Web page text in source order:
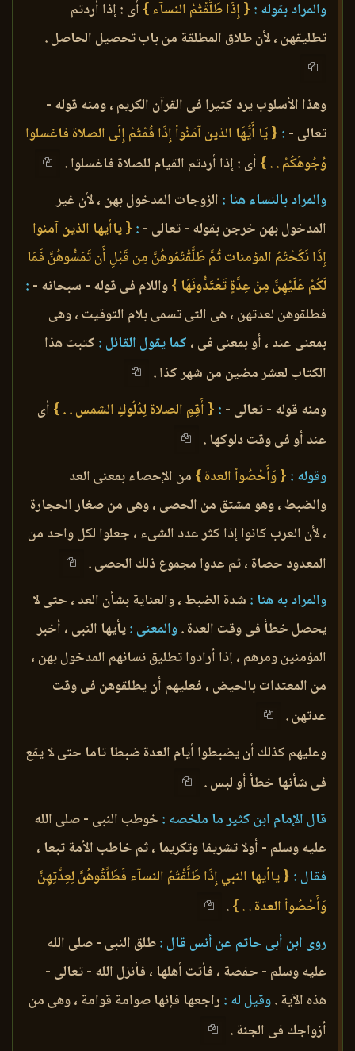
والمراد بقوله : { إِذَا طَلَّقْتُمُ النسآء } أى : إذا أردتم
تطليقهن ، لأن طلاق المطلقة من باب تحصيل الحاصل .
وهذا الأسلوب يرد كثيرا فى القرآن الكريم ، ومنه قوله -
تعالى - : { يَا أَيُّهَا الذين آمَنُواْ إِذَا قُمْتُمْ إِلَى الصلاة فاغسلوا
وُجُوهَكُمْ . . } أى : إذا أردتم القيام للصلاة فاغسلوا .
والمراد بالنساء هنا : الزوجات المدخول بهن ، لأن غير
المدخول بهن خرجن بقوله - تعالى - : { ياأيها الذين آمنوا
إِذَا نَكَحْتُمُ المؤمنات ثُمَّ طَلَّقْتُمُوهُنَّ مِن قَبْلِ أَن تَمَسُّوهُنَّ فَمَا
لَكُمْ عَلَيْهِنَّ مِنْ عِدَّةٍ تَعْتَدُّونَهَا }واللام فى قوله - سبحانه - :
فطلقوهن لعدتهن ، هى التى تسمى بلام التوقيت ، وهى
بمعنى عند ، أو بمعنى فى ، كما يقول القائل : كتبت هذا
الكتاب لعشر مضين من شهر كذا .
ومنه قوله - تعالى - : { أَقِمِ الصلاة لِدُلُوكِ الشمس . . } أى
عند أو فى وقت دلوكها .
وقوله : { وَأَحْصُواْ العدة } من الإحصاء بمعنى العد
والضبط ، وهو مشتق من الحصى ، وهى من صغار الحجارة
، لأن العرب كانوا إذا كثر عدد الشىء ، جعلوا لكل واحد من
المعدود حصاة ، ثم عدوا مجموع ذلك الحصى .
والمراد به هنا : شدة الضبط ، والعناية بشأن العد ، حتى لا
يحصل خطأ فى وقت العدة .والمعنى :يأيها النبى ، أخبر
المؤمنين ومرهم ، إذا أرادوا تطليق نسائهم المدخول بهن ،
من المعتدات بالحيض ، فعليهم أن يطلقوهن فى وقت
عدتهن .
وعليهم كذلك أن يضبطوا أيام العدة ضبطا تاما حتى لا يقع
فى شأنها خطأ أو لبس .
قال الإمام ابن كثير ما ملخصه : خوطب النبى - صلى الله
عليه وسلم - أولا تشريفا وتكريما ، ثم خاطب الأمة تبعا ،
فقال : { ياأيها النبي إِذَا طَلَّقْتُمُ النسآء فَطَلِّقُوهُنَّ لِعِدَّتِهِنَّ
وَأَحْصُواْ العدة . . }.
روى ابن أبى حاتم عن أنس قال :طلق النبى - صلى الله
عليه وسلم - حفصة ، فأتت أهلها ، فأنزل الله - تعالى -
هذه الآية .وقيل له : راجعها فإنها صوامة قوامة ، وهى من
أزواجك فى الجنة .